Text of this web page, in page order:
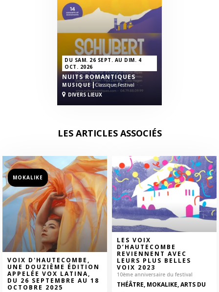
DU SAM. 26 SEPT. AU DIM. 4
OCT. 2026
NUITS ROMANTIQUES
MUSIQUE|Classique,Festival
DIVERS LIEUX
LES ARTICLES ASSOCIÉS
VOIX D'HAUTECOMBE,
UNE DOUZIÈME ÉDITION
APPELÉE VOX LATINA,
DU 26 SEPTEMBRE AU 18
OCTOBRE 2025
MOKALIKE
LES VOIX
D’HAUTECOMBE
REVIENNENT AVEC
LEURS PLUS BELLES
VOIX 2023
10ème anniversaire du festival
THÉÂTRE, MOKALIKE, ARTS DU